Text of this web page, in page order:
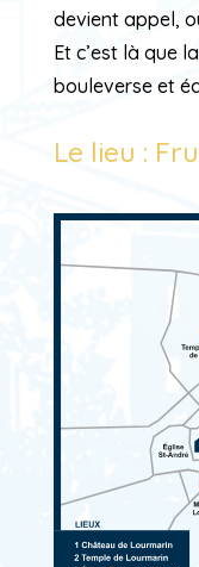
devient appel,
Et c’est là que
bouleverse et
Le lieu :